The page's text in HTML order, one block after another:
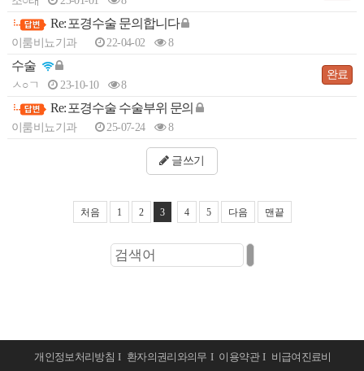
- 물리치료(케어웨이브)
· 원데이 전립선암 검진
- 전립선암 원인과 증상
- 전립선암 치료
· 확대클리닉
BEST
· PRF조루치료
－ 발기부전
· 이룸 하이앤드 발기부전
· 비수술 치료요법
· 음경혈류 증가 치료
＋ 고객센터
－ 고객센터
· 검사결과 문의
Re: 포경수술 문의합니다
이룸비뇨기과 22-04-02 8
수술
ㅅ○ㄱ 23-10-10 8
완료
Re: 포경수술 수술부위 문의
이룸비뇨기과 25-07-24 8
글쓰기
처음 1 2 3 4 5 다음 맨끝
개인정보처리방침 I 환자의권리와의무 I 이용약관 I 비급여진료비